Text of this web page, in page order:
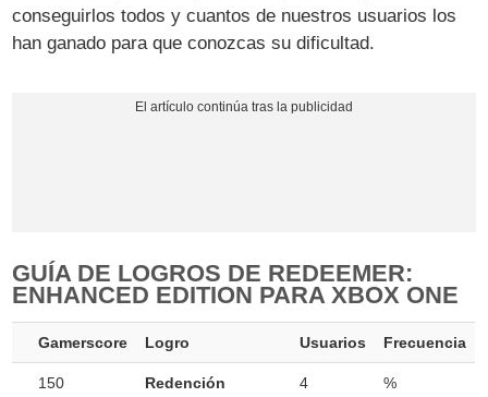
conseguirlos todos y cuantos de nuestros usuarios los
han ganado para que conozcas su dificultad.
GUÍA DE LOGROS DE REDEEMER:
ENHANCED EDITION PARA XBOX ONE
Gamerscore Logro Usuarios Frecuencia
150
Redención
4 %